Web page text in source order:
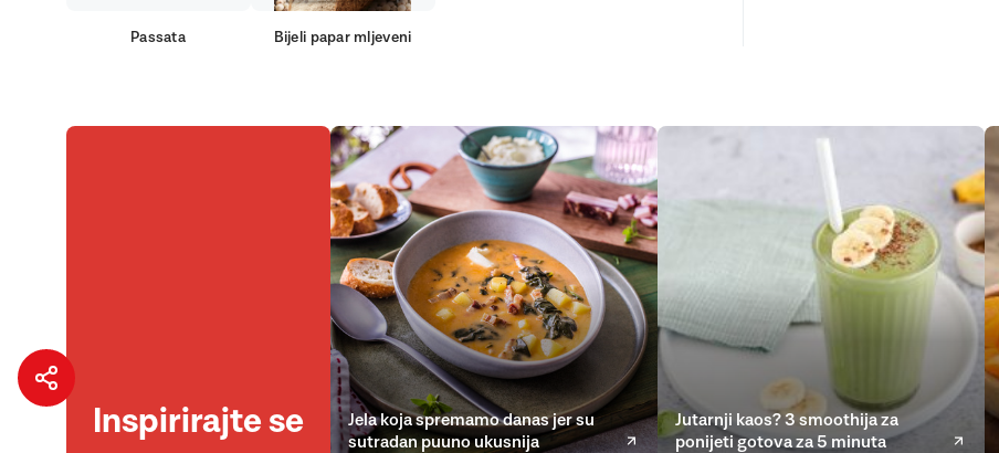
Passata Bijeli papar mljeveni
Inspirirajte se
Jela koja spremamo danas jer su
sutradan puuno ukusnija
Jutarnji kaos? 3 smoothija za
ponijeti gotova za 5 minuta